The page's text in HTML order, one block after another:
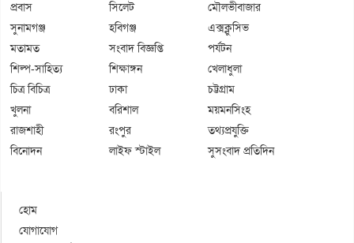
প্রবাস
সিলেট
মৌলভীবাজার
সুনামগঞ্জ
হবিগঞ্জ
এক্সক্লুসিভ
মতামত
সংবাদ বিজ্ঞপ্তি
পর্যটন
শিল্প-সাহিত্য
শিক্ষাঙ্গন
খেলাধুলা
চিত্র বিচিত্র
ঢাকা
চট্টগ্রাম
খুলনা
বরিশাল
ময়মনসিংহ
রাজশাহী
রংপুর
তথ্যপ্রযুক্তি
বিনোদন
লাইফ স্টাইল সুসংবাদ প্রতিদিন
হোম
যোগাযোগ